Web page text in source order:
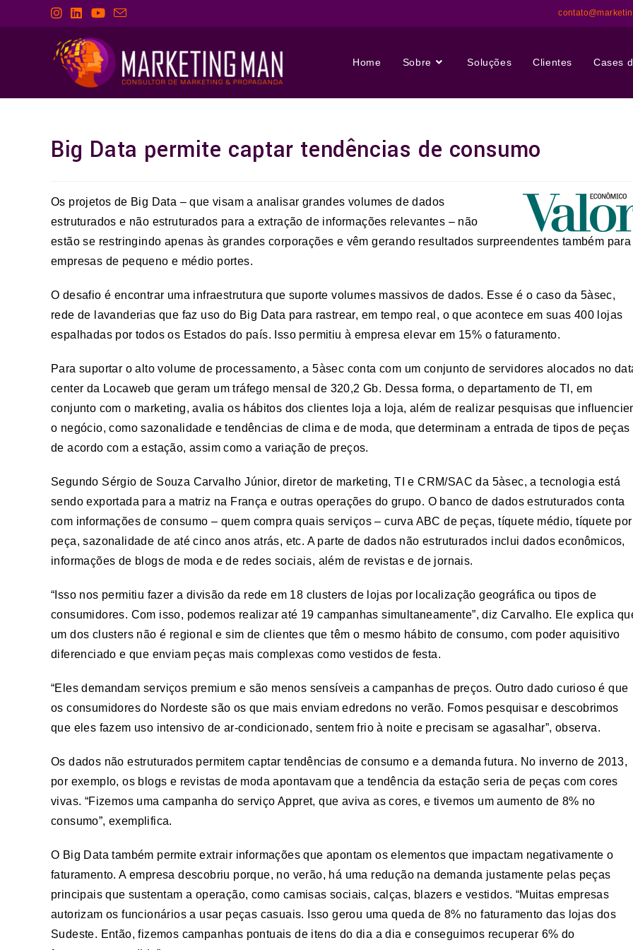
Home Sobre Soluções Clientes Cases
Big Data permite captar tendências de consumo
Os projetos de Big Data – que visam a analisar grandes volumes de dados
estruturados e não estruturados para a extração de informações relevantes – não
estão se restringindo apenas às grandes corporações e vêm gerando resultados surpreendentes também para
empresas de pequeno e médio portes.
O desafio é encontrar uma infraestrutura que suporte volumes massivos de dados. Esse é o caso da 5àsec,
rede de lavanderias que faz uso do Big Data para rastrear, em tempo real, o que acontece em suas 400 lojas
espalhadas por todos os Estados do país. Isso permitiu à empresa elevar em 15% o faturamento.
Para suportar o alto volume de processamento, a 5àsec conta com um conjunto de servidores alocados no
center da Locaweb que geram um tráfego mensal de 320,2 Gb. Dessa forma, o departamento de TI, em
conjunto com o marketing, avalia os hábitos dos clientes loja a loja, além de realizar pesquisas que
o negócio, como sazonalidade e tendências de clima e de moda, que determinam a entrada de tipos de peças
de acordo com a estação, assim como a variação de preços.
Segundo Sérgio de Souza Carvalho Júnior, diretor de marketing, TI e CRM/SAC da 5àsec, a tecnologia está
sendo exportada para a matriz na França e outras operações do grupo. O banco de dados estruturados conta
com informações de consumo – quem compra quais serviços – curva ABC de peças, tíquete médio, tíquete por
peça, sazonalidade de até cinco anos atrás, etc. A parte de dados não estruturados inclui dados econômicos,
informações de blogs de moda e de redes sociais, além de revistas e de jornais.
“Isso nos permitiu fazer a divisão da rede em 18 clusters de lojas por localização geográfica ou tipos de
consumidores. Com isso, podemos realizar até 19 campanhas simultaneamente”, diz Carvalho. Ele explica
um dos clusters não é regional e sim de clientes que têm o mesmo hábito de consumo, com poder aquisitivo
diferenciado e que enviam peças mais complexas como vestidos de festa.
“Eles demandam serviços premium e são menos sensíveis a campanhas de preços. Outro dado curioso é que
os consumidores do Nordeste são os que mais enviam edredons no verão. Fomos pesquisar e descobrimos
que eles fazem uso intensivo de ar-condicionado, sentem frio à noite e precisam se agasalhar”, observa.
Os dados não estruturados permitem captar tendências de consumo e a demanda futura. No inverno de 2013,
por exemplo, os blogs e revistas de moda apontavam que a tendência da estação seria de peças com cores
vivas. “Fizemos uma campanha do serviço Appret, que aviva as cores, e tivemos um aumento de 8% no
consumo”, exemplifica.
O Big Data também permite extrair informações que apontam os elementos que impactam negativamente o
faturamento. A empresa descobriu porque, no verão, há uma redução na demanda justamente pelas peças
principais que sustentam a operação, como camisas sociais, calças, blazers e vestidos. “Muitas empresas
autorizam os funcionários a usar peças casuais. Isso gerou uma queda de 8% no faturamento das lojas dos
Sudeste. Então, fizemos campanhas pontuais de itens do dia a dia e conseguimos recuperar 6% do